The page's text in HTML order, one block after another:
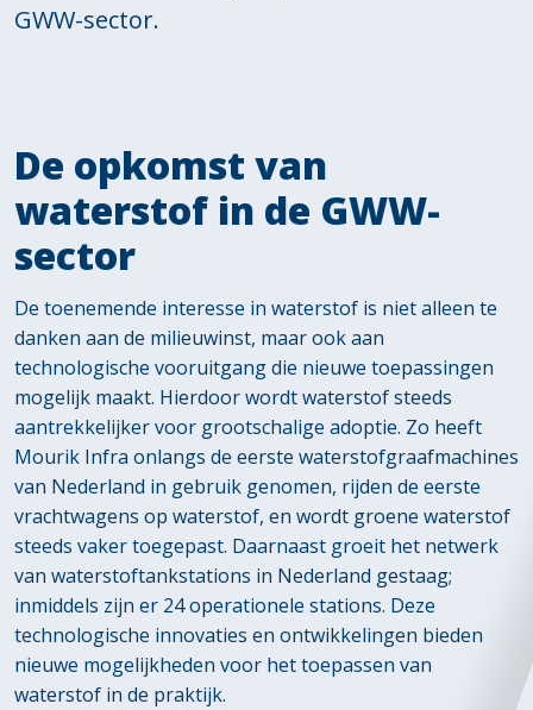
GWW-sector.
De opkomst van
waterstof in de GWW-
sector
De toenemende interesse in waterstof is niet alleen te
danken aan de milieuwinst, maar ook aan
technologische vooruitgang die nieuwe toepassingen
mogelijk maakt. Hierdoor wordt waterstof steeds
aantrekkelijker voor grootschalige adoptie. Zo heeft
Mourik Infra onlangs de eerste waterstofgraafmachines
van Nederland in gebruik genomen, rijden de eerste
vrachtwagens op waterstof, en wordt groene waterstof
steeds vaker toegepast. Daarnaast groeit het netwerk
van waterstoftankstations in Nederland gestaag;
inmiddels zijn er 24 operationele stations. Deze
technologische innovaties en ontwikkelingen bieden
nieuwe mogelijkheden voor het toepassen van
waterstof in de praktijk.